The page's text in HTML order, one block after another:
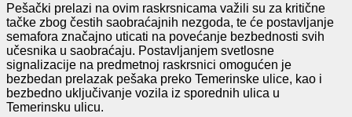
Pešački prelazi na ovim raskrsnicama važili su za kritične
tačke zbog čestih saobraćajnih nezgoda, te će postavljanje
semafora značajno uticati na povećanje bezbednosti svih
učesnika u saobraćaju. Postavljanjem svetlosne
signalizacije na predmetnoj raskrsnici omogućen je
bezbedan prelazak pešaka preko Temerinske ulice, kao i
bezbedno uključivanje vozila iz sporednih ulica u
Temerinsku ulicu.